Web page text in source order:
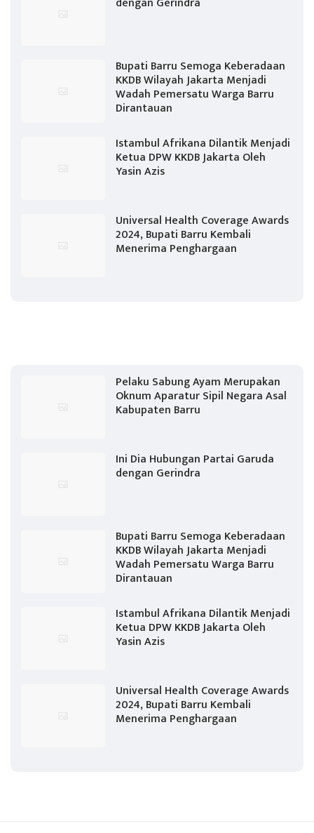
Bupati Barru Semoga Keberadaan
KKDB Wilayah Jakarta Menjadi
Wadah Pemersatu Warga Barru
Dirantauan
Istambul Afrikana Dilantik Menjadi
Ketua DPW KKDB Jakarta Oleh
Yasin Azis
Universal Health Coverage Awards
2024, Bupati Barru Kembali
Menerima Penghargaan
Pelaku Sabung Ayam Merupakan
Oknum Aparatur Sipil Negara Asal
Kabupaten Barru
Ini Dia Hubungan Partai Garuda
dengan Gerindra
Bupati Barru Semoga Keberadaan
KKDB Wilayah Jakarta Menjadi
Wadah Pemersatu Warga Barru
Dirantauan
Istambul Afrikana Dilantik Menjadi
Ketua DPW KKDB Jakarta Oleh
Yasin Azis
Universal Health Coverage Awards
2024, Bupati Barru Kembali
Menerima Penghargaan